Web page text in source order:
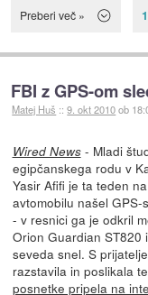
Preberi več »
FBI z GPS-om
Matej Huš ::9. okt 2010ob
Wired News- Mladi
egipčanskega rodu v
Yasir Afifi je ta teden
avtomobilu našel GPS-
- v resnici ga je odkril
Orion Guardian ST820
seveda snel. S
razstavila in poslikala
posnetke pripela na